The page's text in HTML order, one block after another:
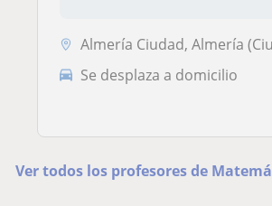
Almería Ciudad, Almería
Se desplaza a domicilio
Ver todos los profesores de